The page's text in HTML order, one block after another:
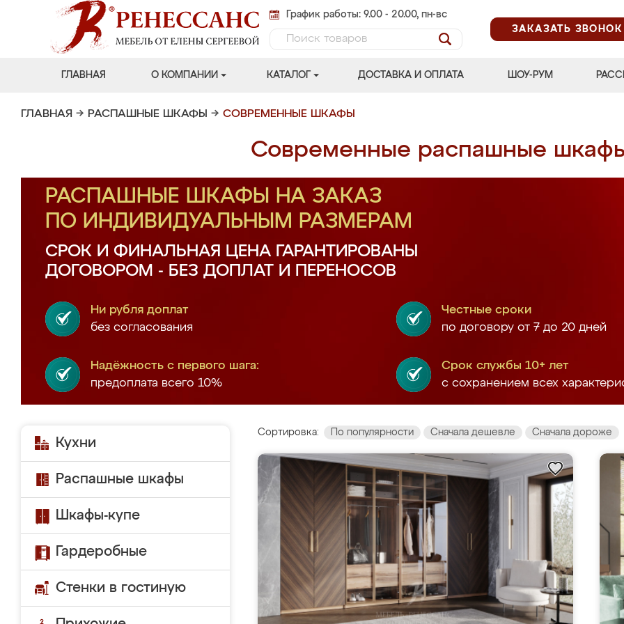
График работы: 9.00 - 20.00, пн-вс
ЗАКАЗАТЬ ЗВОНОК
ГЛАВНАЯ О КОМПАНИИ КАТАЛОГ ДОСТАВКА И ОПЛАТА ШОУ-РУМ
ГЛАВНАЯ → РАСПАШНЫЕ ШКАФЫ → СОВРЕМЕННЫЕ ШКАФЫ
Современные распашные
РАСПАШНЫЕ ШКАФЫ НА ЗАКАЗ
ПО ИНДИВИДУАЛЬНЫМ РАЗМЕРАМ
СРОК И ФИНАЛЬНАЯ ЦЕНА ГАРАНТИРОВАНЫ
ДОГОВОРОМ - БЕЗ ДОПЛАТ И ПЕРЕНОСОВ
Ни рубля доплат
без согласования
Честные сроки
по договору от 7 до 20 дней
Надёжность с первого шага:
предоплата всего 10%
Срок службы 10+ лет
с сохранением всех
Кухни
Распашные шкафы
Шкафы-купе
Гардеробные
Стенки в гостиную
Сортировка: По популярности Сначала дешевле Сначала дороже